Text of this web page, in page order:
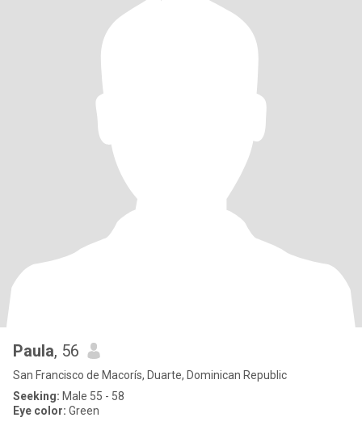
Paula, 56
San Francisco de Macorís, Duarte, Dominican Republic
Seeking: Male 55 - 58
Eye color: Green